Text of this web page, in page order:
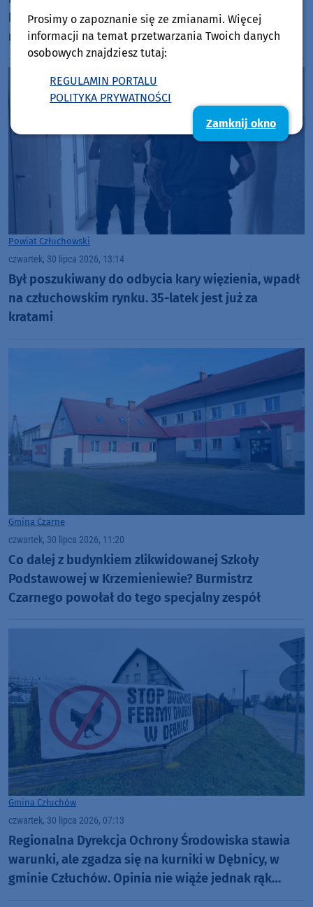
Psychicznego w Człuchowie. To inwestycja za
niecałe 10 mln złotych
Powiat Człuchowski
czwartek, 30 lipca 2026, 13:14
Był poszukiwany do odbycia kary więzienia, wpadł
na człuchowskim rynku. 35-latek jest już za
kratami
Gmina Czarne
czwartek, 30 lipca 2026, 11:20
Co dalej z budynkiem zlikwidowanej Szkoły
Podstawowej w Krzemieniewie? Burmistrz
Czarnego powołał do tego specjalny zespół
Gmina Człuchów
czwartek, 30 lipca 2026, 07:13
Regionalna Dyrekcja Ochrony Środowiska stawia
warunki, ale zgadza się na kurniki w Dębnicy, w
gminie Człuchów. Opinia nie wiąże jednak rąk
Prosimy o zapoznanie się ze zmianami. Więcej
informacji na temat przetwarzania Twoich danych
osobowych znajdziesz tutaj:
REGULAMIN PORTALU
POLITYKA PRYWATNOŚCI
Zamknij okno